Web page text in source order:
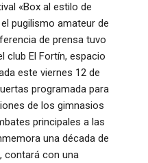
«Box al estilo de
pugilismo amateur de
de prensa tuvo
club El Fortín, espacio
este viernes 12 de
programada para
de los gimnasios
principales a las
una década de
contará con una